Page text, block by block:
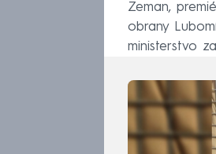
Zeman,
obrany
ministerstvo